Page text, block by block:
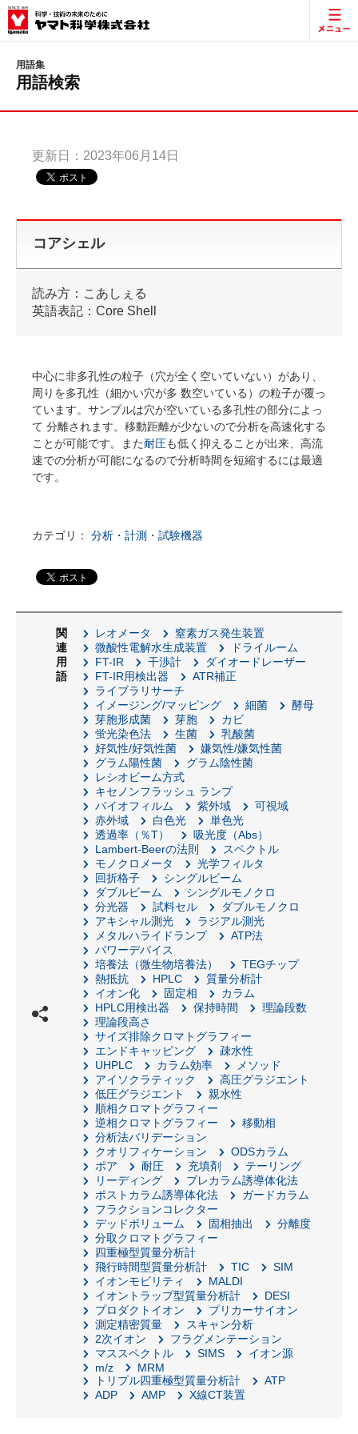
用語集
用語検索
更新日：2023年06月14日
コアシェル
読み方：こあしぇる
英語表記：Core Shell
中心に非多孔性の粒子（穴が全く空いていない）があり、
周りを多孔性（細かい穴が多 数空いている）の粒子が覆っ
ています。サンプルは穴が空いている多孔性の部分によっ
て 分離されます。移動距離が少ないので分析を高速化する
ことが可能です。また耐圧も低く抑えることが出来、高流
速での分析が可能になるので分析時間を短縮するには最適
です。
カテゴリ： 分析・計測・試験機器
関
連
用
語
レオメータ
窒素ガス発生装置
微酸性電解水生成装置
ドライルーム
FT-IR
干渉計
ダイオードレーザー
FT-IR用検出器
ATR補正
ライブラリサーチ
イメージング/マッピング
細菌
酵母
芽胞形成菌
芽胞
カビ
蛍光染色法
生菌
乳酸菌
好気性/好気性菌
嫌気性/嫌気性菌
グラム陽性菌
グラム陰性菌
レシオビーム方式
キセノンフラッシュ ランプ
バイオフィルム
紫外域
可視域
赤外域
白色光
単色光
透過率（％T）
吸光度（Abs）
Lambert-Beerの法則
スペクトル
モノクロメータ
光学フィルタ
回折格子
シングルビーム
ダブルビーム
シングルモノクロ
分光器
試料セル
ダブルモノクロ
アキシャル測光
ラジアル測光
メタルハライドランプ
ATP法
パワーデバイス
培養法（微生物培養法）
TEGチップ
熱抵抗
HPLC
質量分析計
イオン化
固定相
カラム
HPLC用検出器
保持時間
理論段数
理論段高さ
サイズ排除クロマトグラフィー
エンドキャッピング
疎水性
UHPLC
カラム効率
メソッド
アイソクラティック
高圧グラジエント
低圧グラジエント
親水性
順相クロマトグラフィー
逆相クロマトグラフィー
移動相
分析法バリデーション
クオリフィケーション
ODSカラム
ポア
耐圧 充填剤
テーリング
リーディング
プレカラム誘導体化法
ポストカラム誘導体化法
ガードカラム
フラクションコレクター
デッドボリューム
固相抽出
分離度
分取クロマトグラフィー
四重極型質量分析計
飛行時間型質量分析計
TIC
SIM
イオンモビリティ
MALDI
イオントラップ型質量分析計
DESI
プロダクトイオン
プリカーサイオン
測定精密質量
スキャン分析
2次イオン
フラグメンテーション
マススペクトル
SIMS
イオン源
m/z
MRM
トリプル四重極型質量分析計
ATP
ADP
AMP X線CT装置